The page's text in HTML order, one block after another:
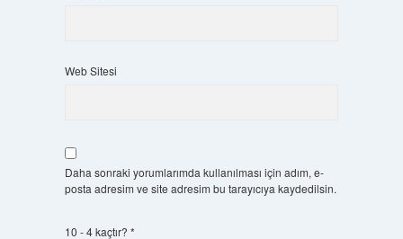
Web Sitesi
Daha sonraki yorumlarımda kullanılması için adım, e-
posta adresim ve site adresim bu tarayıcıya kaydedilsin.
10 - 4 kaçtır? *